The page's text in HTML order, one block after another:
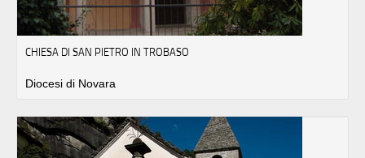
CHIESA DI SAN PIETRO IN TROBASO
Diocesi di Novara